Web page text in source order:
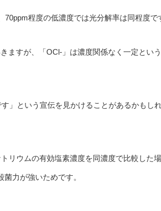
程度の低濃度では光分解率は同程度で
ますが、「OCl-」は濃度関係なく一定とい
」という宣伝を見かけることがあるかもし
リウムの有効塩素濃度を同濃度で比較した場
力が強いためです。